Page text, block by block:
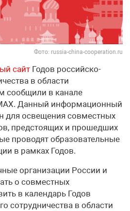
Фото: russia-china-cooperation.ru
сайт Годов российско-
в области
сообщили в канале
Данный информационный
для освещения совместных
предстоящих и прошедших
проводят образовательные
в рамках Годов.
организации России и
о совместных
в календарь Годов
сотрудничества в области